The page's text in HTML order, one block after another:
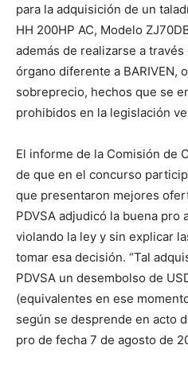
para la adquisición de un
HH 200HP AC, Modelo
además de realizarse a
órgano diferente a BARIVEN,
sobreprecio, hechos que se
prohibidos en la legislación
El informe de la Comisión de
de que en el concurso
que presentaron mejores
PDVSA adjudicó la buena pro
violando la ley y sin explicar
tomar esa decisión. “Tal
PDVSA un desembolso de
(equivalentes en ese
según se desprende en acto
pro de fecha 7 de agosto de